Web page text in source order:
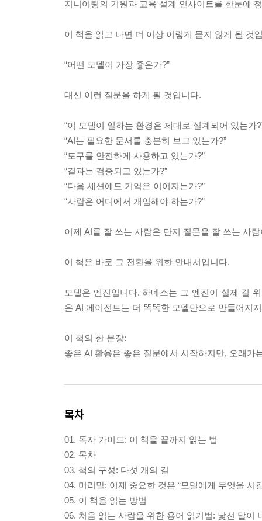
지니어링의 기원과 교육 설계 인사이트를 한눈에
이 책을 읽고 나면 더 이상 이렇게 묻지 않게 될 것
“어떤 모델이 가장 좋은가?”
대신 이런 질문을 하게 될 것입니다.
“이 모델이 일하는 환경은 제대로 설계되어 있는가
“AI는 필요한 문서를 충분히 보고 있는가?”
“도구를 안전하게 사용하고 있는가?”
“결과는 검증되고 있는가?”
“다음 세션에도 기억은 이어지는가?”
“사람은 어디에서 개입해야 하는가?”
이제 AI를 잘 쓰는 사람은 단지 질문을 잘 쓰는 사
이 책은 바로 그 전환을 위한 안내서입니다.
모델은 엔진입니다. 하네스는 그 엔진이 실제 길
은 AI 에이전트는 더 똑똑한 모델만으로 만들어지
이 책의 한 문장:
좋은 AI 활용은 좋은 질문에서 시작하지만, 오래가
목차
01. 독자 가이드: 이 책을 끝까지 읽는 법
02. 목차
03. 책의 구성: 다섯 개의 길
04. 머리말: 이제 중요한 것은 “모델에게 무엇을 시
05. 이 책을 읽는 방법
06. 처음 읽는 사람을 위한 용어 읽기법: 낯선 말이